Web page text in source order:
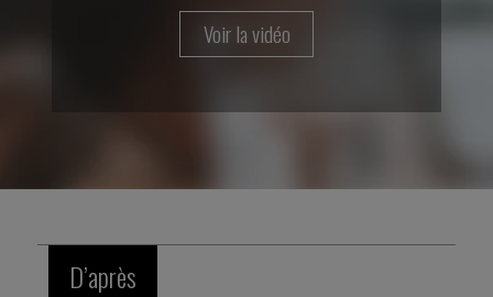
Voir la vidéo
D’après